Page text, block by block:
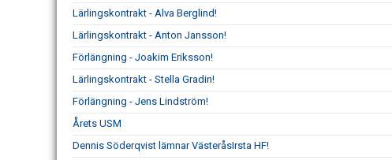
Lärlingskontrakt - Alva Berglind!
Lärlingskontrakt - Anton Jansson!
Förlängning - Joakim Eriksson!
Lärlingskontrakt - Stella Gradin!
Förlängning - Jens Lindström!
Årets USM
Dennis Söderqvist lämnar VästeråsIrsta HF!